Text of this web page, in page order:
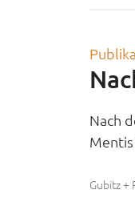
Nach
Gubitz +